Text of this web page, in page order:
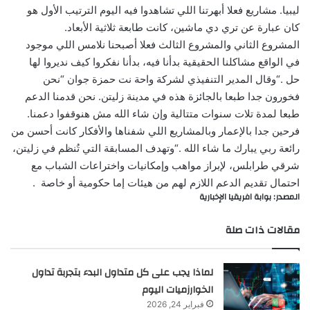
ليبيا. مشاريع فعلا أبهرتنا اللي تشاهدوا فيه اليوم الترتيب الأول هو
كان عبارة عن تري دي ماشين، كانت طابعة ثلاثية الأبعاد.
المشروع الثاني والمشروع الثالث فعلا أصبحنا نلامس اللي موجود
في الواقع مشاكلنا الحقيقية بدأنا فيه، بدأنا نفكروا كيف نديروا لها
حل “.وقال المدير التنفيذي لشركة واحة نت حمزة جوان “نحن
فخورون جدا طبعا بالجائزة هذه في مدينة زليتن. نحن قدمنا الدعم
طبعا لمدة تلات سنوات متتالية وإن شاء الله مش هنوقفوا دعمنا.
فرحين جدا بالإعمار وبالمشاريع اللي شفناها والأفكار كانت أحسن من
رائعة ربي يبارك ما شاء الله “.وتهدف المسابقة التي تُنظم في زليتن،
شرقي طرابلس، لإبراز مواهب وإمكانيات واختراعات الشباب مع
احتمال تقديم الدعم اللازم لهم من هيئات إما حكومية أو خاصة .
المصدر: بوابة افريقيا الإخبارية
مقالات ذات صلة
لماذا يجب على كل متداول البدء بتجربة تداول
الخوارزميات اليوم
فبراير 24, 2026